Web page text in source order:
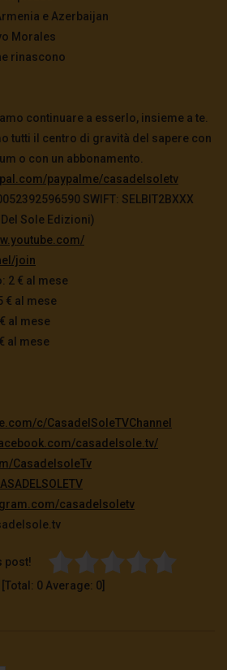
e Azerbaijan
Morales
rinascono
continuare a esserlo, insieme a te.
tutti il centro di gravità del sapere con
o con un abbonamento.
com/paypalme/casadelsoletv
SWIFT: SELBIT2BXXX
Sole Edizioni)
join
2 € al mese
€ al mese
al mese
al mese
c/CasadelSoleTVChannel
casadelsole.tv/
CasadelsoleTv
casadelsoletv
post!
[Total: 0 Average: 0